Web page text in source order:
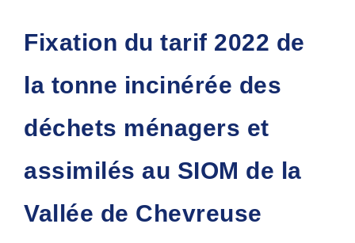
Fixation du tarif 2022 de
la tonne incinérée des
déchets ménagers et
assimilés au SIOM de la
Vallée de Chevreuse